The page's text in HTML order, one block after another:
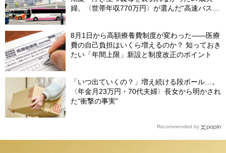
婦。〈世帯年収770万円〉が選んだ“高速バス帰
8月1日から高額療養費制度が変わった――医療
費の自己負担はいくら増えるのか？ 知っておき
たい「年間上限」新設と制度改正のポイント
「いつ出ていくの？」増え続ける段ボール…。
〈年金月23万円・70代夫婦〉長女から明かされ
た“衝撃の事実”
Recommended by